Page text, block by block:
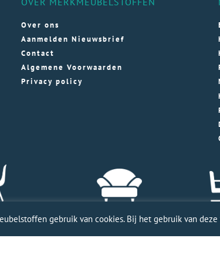
Over ons
Aanmelden Nieuwsbrief
Contact
Algemene Voorwaarden
Privacy policy
gebruik van cookies. Bij het gebruik van